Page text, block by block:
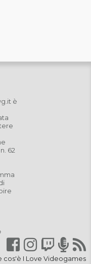
è
62
cos'è I Love Videogames